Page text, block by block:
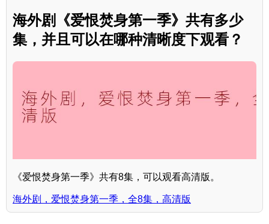
海外剧《爱恨焚身第一季》共有多少
集，并且可以在哪种清晰度下观看？
《爱恨焚身第一季》共有8集，可以观看高清版。
海外剧，爱恨焚身第一季，全8集，高清版